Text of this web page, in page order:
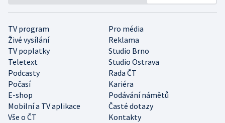
TV program
Pro média
Živé vysílání
Reklama
TV poplatky
Studio Brno
Teletext
Studio Ostrava
Podcasty
Rada ČT
Počasí
Kariéra
E-shop
Podávání námětů
Mobilní a TV aplikace
Časté dotazy
Vše o ČT
Kontakty